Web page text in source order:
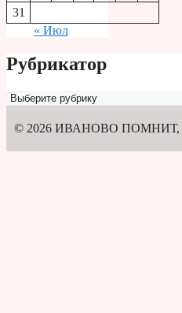
31
« Июл
Рубрикатор
Рубрикатор
© 2026 ИВАНОВО ПОМНИТ,